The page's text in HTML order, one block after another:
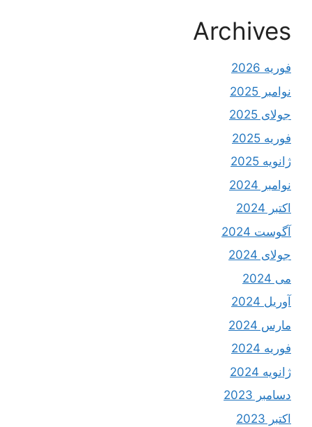
Archives
فوریه 2026
نوامبر 2025
جولای 2025
فوریه 2025
ژانویه 2025
نوامبر 2024
اکتبر 2024
آگوست 2024
جولای 2024
می 2024
آوریل 2024
مارس 2024
فوریه 2024
ژانویه 2024
دسامبر 2023
اکتبر 2023